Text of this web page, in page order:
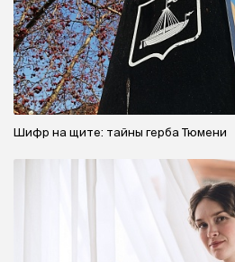
Шифр на щите: тайны герба Тюмени